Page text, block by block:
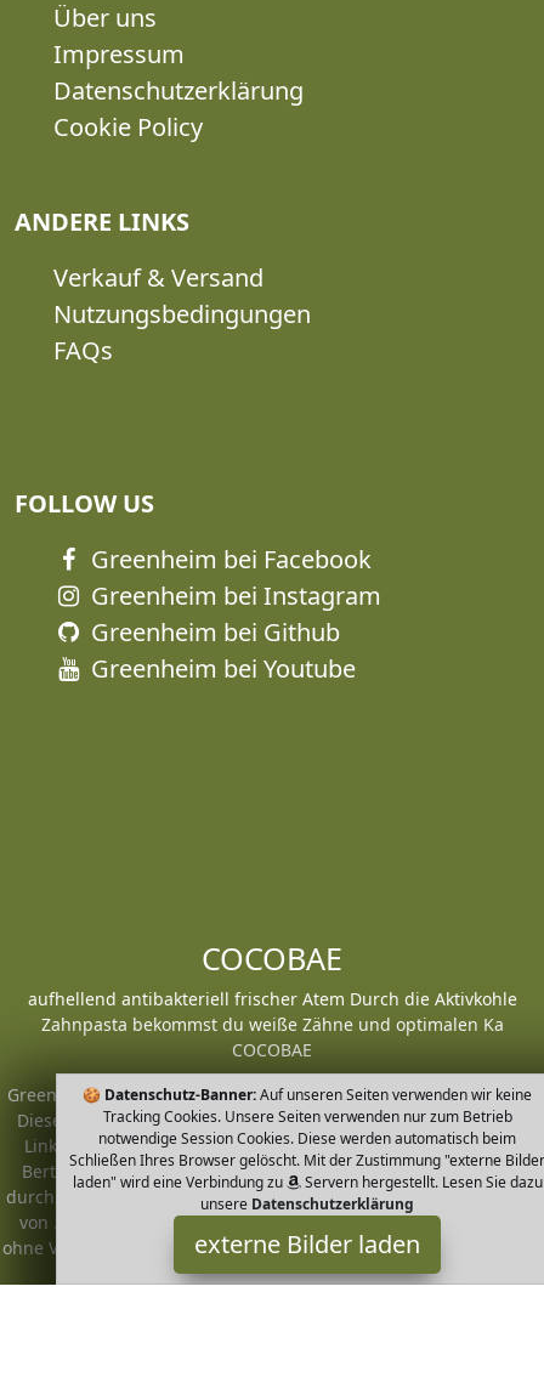
🍪 Datenschutz-Banner:Auf unseren Seiten verwenden wir keine
Tracking Cookies. Unsere Seiten verwenden nur zum Betrieb
notwendige Session Cookies. Diese werden automatisch beim
Schließen Ihres Browser gelöscht. Mit der Zustimmung "externe Bilder
laden" wird eine Verbindung zu
Servern hergestellt. Lesen Sie dazu
unsere Datenschutzerklärung
externe Bilder laden
Über uns
Impressum
Datenschutzerklärung
Cookie Policy
ANDERE LINKS
Verkauf & Versand
Nutzungsbedingungen
FAQs
FOLLOW US
Greenheim bei Facebook
Greenheim bei Instagram
Greenheim bei Github
Greenheim bei Youtube
COCOBAE
aufhellend antibakteriell frischer Atem Durch die Aktivkohle
Zahnpasta bekommst du weiße Zähne und optimalen Ka
COCOBAE
Greenheim ist Teilnehmer am Partnerprogramm der
EU S.à r.l.
Dieses Partnerprogramm wurde von
ins Leben gerufen, um
Links auf externe
Internetseiten platzieren zu können. Die
Bertreiber von Greenheim verdienen mit Kostenerstattungen
durch
mit. Der Inhalt der Produktseiten auf Greenheim kommt
von
Service LLC. Der Inhalt wird wie von
übertragen und
ohne Veränderung wiedergegeben. Der Inhalt kann sich jederzeit
ändern.